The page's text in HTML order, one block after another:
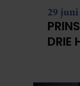
29 juni
DRIE